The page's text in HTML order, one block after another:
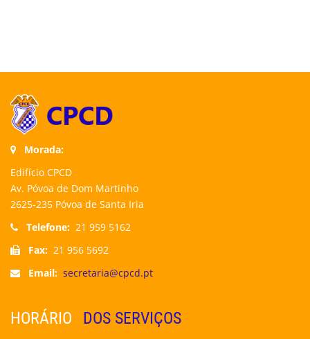
Morada:
Edifício CPCD
Av. Póvoa de Dom Martinho
2625-235 Póvoa de Santa Iria
Telefone: 21 959 5162
Fax: 21 956 5692
Email: secretaria@cpcd.pt
HORÁRIO DOS SERVIÇOS